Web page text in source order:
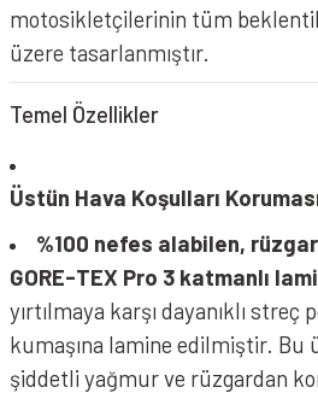
motosikletçilerinin tüm
üzere tasarlanmıştır.
Temel Özellikler
Üstün Hava Koşulları
%100 nefes alabilen,
GORE-TEX Pro 3 katmanlı
yırtılmaya karşı dayanıklı streç
kumaşına lamine edilmiştir. Bu
şiddetli yağmur ve rüzgardan